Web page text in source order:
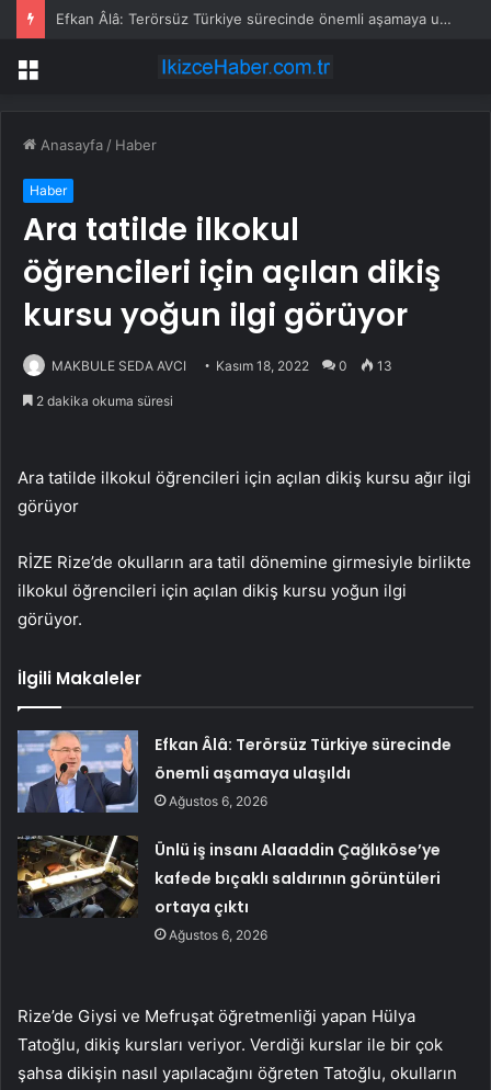
Efkan Âlâ: Terörsüz Türkiye sürecinde önemli aşamaya ulaşıldı
Menü
Anasayfa / Haber
Haber
Ara tatilde ilkokul
öğrencileri için açılan dikiş
kursu yoğun ilgi görüyor
MAKBULE SEDA AVCI Kasım 18, 2022 0 13
2 dakika okuma süresi
Ara tatilde ilkokul öğrencileri için açılan dikiş kursu ağır ilgi
görüyor
RİZE Rize’de okulların ara tatil dönemine girmesiyle birlikte
ilkokul öğrencileri için açılan dikiş kursu yoğun ilgi
görüyor.
İlgili Makaleler
Efkan Âlâ: Terörsüz Türkiye sürecinde
önemli aşamaya ulaşıldı
Ağustos 6, 2026
Ünlü iş insanı Alaaddin Çağlıköse’ye
kafede bıçaklı saldırının görüntüleri
ortaya çıktı
Ağustos 6, 2026
Rize’de Giysi ve Mefruşat öğretmenliği yapan Hülya
Tatoğlu, dikiş kursları veriyor. Verdiği kurslar ile bir çok
şahsa dikişin nasıl yapılacağını öğreten Tatoğlu, okulların